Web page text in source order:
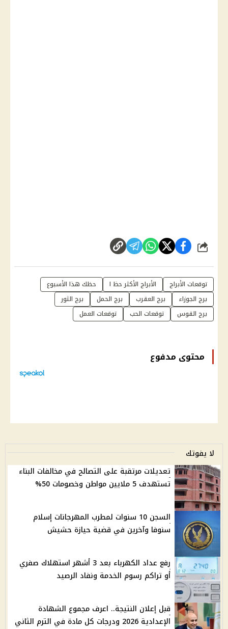
شارك
توقعات الأبراج الأبراج الأكثر حظ ا
حظك هذا الأسبوع
برج الجوزاء
برج العقرب برج الحمل
برج الثور
برج القوس
توقعات الحب توقعات العمل
محتوى مدفوع
لا يفوتك
تعديلات مرتقبة على التصالح في مخالفات البناء
تستهدف 5 ملايين مواطن وخصومات 50%
السجن 10 سنوات لمطرب المهرجانات إسلام
سنوفا وآخرين في قضية حيازة حشيش
رفع عداد الكهرباء بعد 3 أشهر استهلاك صفري
أو تراكم رسوم الخدمة ونفاد الرصيد
قبل إعلان النتيجة.. اعرف مجموع الشهادة
الإعدادية 2026 ودرجات كل مادة في الترم الثاني